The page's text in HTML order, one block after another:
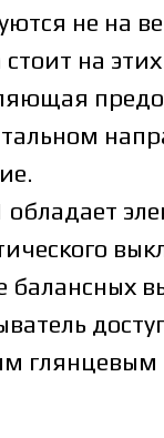
не на
стоит на
обладает
балансных